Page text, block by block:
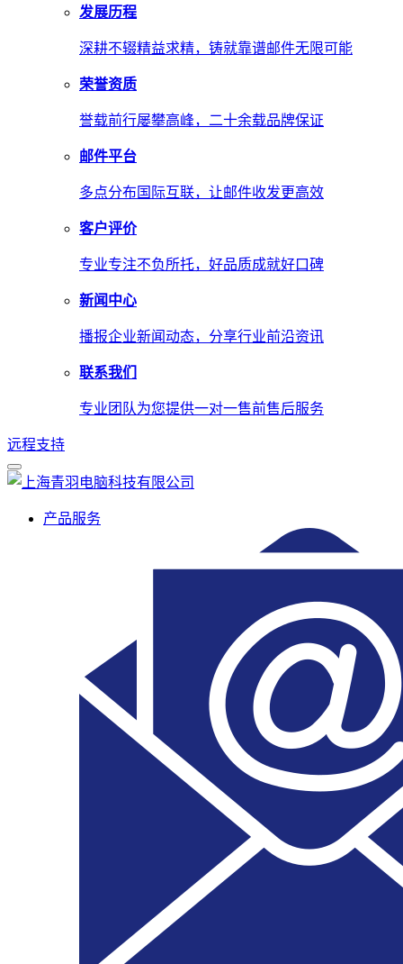
发展历程
深耕不辍精益求精，铸就靠谱邮件无限可能
荣誉资质
誉载前行屡攀高峰，二十余载品牌保证
邮件平台
多点分布国际互联，让邮件收发更高效
客户评价
专业专注不负所托，好品质成就好口碑
新闻中心
播报企业新闻动态，分享行业前沿资讯
联系我们
专业团队为您提供一对一售前售后服务
远程支持
产品服务